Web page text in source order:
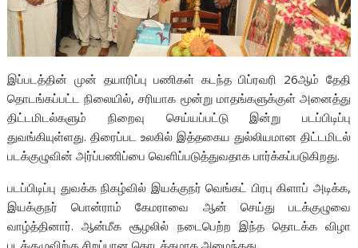
இப்படத்தின் முன் தயாரிப்பு பணிகள் கடந்த பிப்ரவரி 26ஆம் தேதி
தொடங்கப்பட்ட நிலையில், சரியாக மூன்று மாதங்களுக்குள் அனைத்து
திட்டமிடல்களும் நிறைவு செய்யப்பட்டு இன்று படப்பிடிப்பு
துவங்கியுள்ளது. திரைப்பட உலகில் இத்தகைய துல்லியமான திட்டமிடல்
படக்குழுவின் அர்ப்பணிப்பை வெளிப்படுத்துவதாக பார்க்கப்படுகிறது.
படப்பிடிப்பு துவக்க நிகழ்வில் இயக்குநர் வெங்கட் பிரபு கிளாப் அடிக்க,
இயக்குநர் பொன்ராம் கேமராவை ஆன் செய்து படக்குழுவை
வாழ்த்தினார். ஆன்மீக சூழலில் நடைபெற்ற இந்த தொடக்க விழா
படக்குழுவிற்கு சிறப்பான தொடக்கமாக அமைந்தது.